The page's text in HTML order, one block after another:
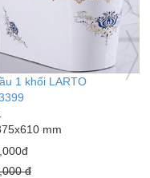
1 khối LARTO
mm
đ